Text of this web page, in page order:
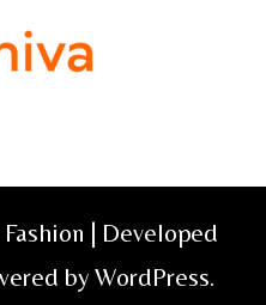
| Developed
byWordPress.